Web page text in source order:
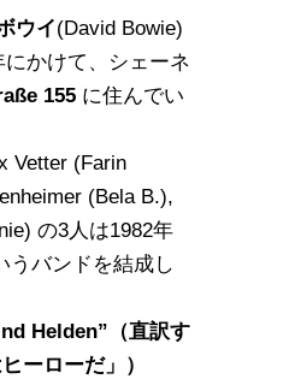
ウイ(David Bowie)
にかけて、シェーネ
155 に住んでい
Vetter (Farin
(Bela B.),
の3人は1982年
うバンドを結成し
Helden”（直訳す
ーローだ」）